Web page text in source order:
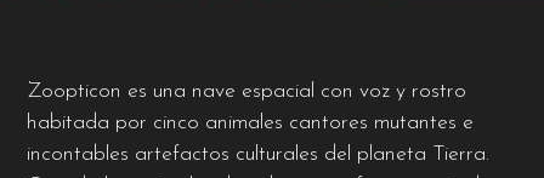
Zoopticon es una nave espacial con voz y rostro
habitada por cinco animales cantores mutantes e
incontables artefactos culturales del planeta Tierra.